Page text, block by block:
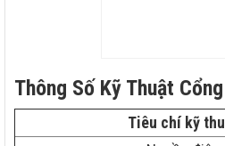
Thông Số Kỹ Thuật
Tiêu chí kỹ